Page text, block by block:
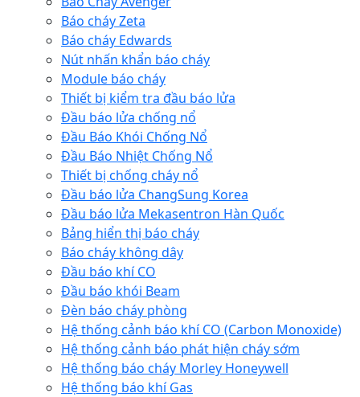
Báo cháy Zeta
Báo cháy Edwards
Nút nhấn khẩn báo cháy
Module báo cháy
Thiết bị kiểm tra đầu báo lửa
Đầu báo lửa chống nổ
Đầu Báo Khói Chống Nổ
Đầu Báo Nhiệt Chống Nổ
Thiết bị chống cháy nổ
Đầu báo lửa ChangSung Korea
Đầu báo lửa Mekasentron Hàn Quốc
Bảng hiển thị báo cháy
Báo cháy không dây
Đầu báo khí CO
Đầu báo khói Beam
Đèn báo cháy phòng
Hệ thống cảnh báo khí CO (Carbon Monoxide)
Hệ thống cảnh báo phát hiện cháy sớm
Hệ thống báo cháy Morley Honeywell
Hệ thống báo khí Gas